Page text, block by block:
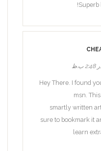
Superb
Hey There. I found
msn.
smartly written
sure to bookmark it
learn